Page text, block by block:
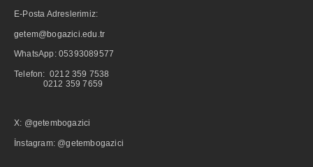
E-Posta Adreslerimiz:
getem@bogazici.edu.tr
WhatsApp: 05393089577
Telefon: 0212 359 7538
0212 359 7659
X: @getembogazici
İnstagram: @getembogazici